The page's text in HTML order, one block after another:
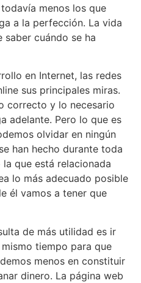
menos los que
a la perfección. La vida
saber cuándo se ha
en Internet, las redes
sus principales miras.
correcto y lo necesario
adelante. Pero lo que es
olvidar en ningún
han hecho durante toda
que está relacionada
lo más adecuado posible
él vamos a tener que
de más utilidad es ir
tiempo para que
menos en constituir
dinero. La página web